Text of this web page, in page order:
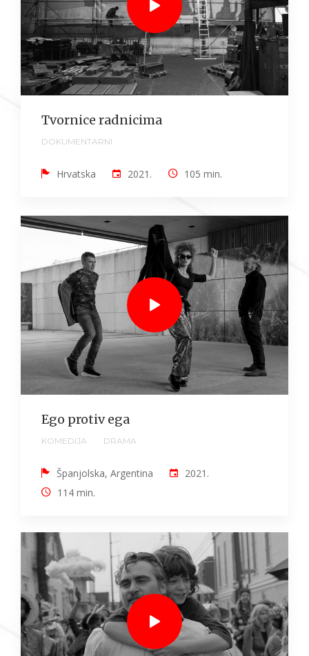
Tvornice radnicima
DOKUMENTARNI
Hrvatska 2021. 105 min.
Ego protiv ega
KOMEDIJA DRAMA
Španjolska, Argentina
2021.
114 min.